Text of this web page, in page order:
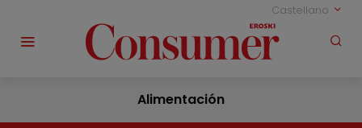
Castellano
Alimentación